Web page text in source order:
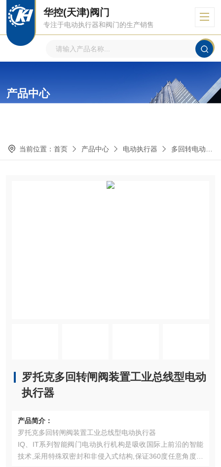
华控(天津)阀门
专注于电动执行器和阀门的生产销售
产品中心
当前位置： 首页 产品中心 电动执行器 多回转电动执行器
罗托克多回转闸阀装置工业总线型电动
执行器
产品简介：
罗托克多回转闸阀装置工业总线型电动执行器
IQ、IT系列智能阀门电动执行机构是吸收国际上前沿的智能
技术,采用特殊双密封和非侵入式结构,保证360度任意角度安